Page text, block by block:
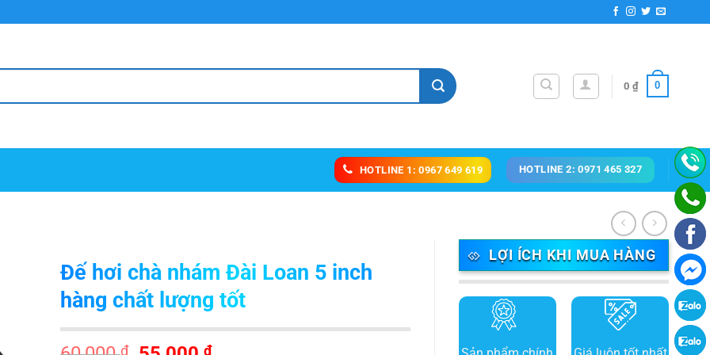
MẠI ANAN
0 ₫ 0
HOTLINE 1: 0967 649 619 HOTLINE 2: 0971 465 327
LỢI ÍCH KHI MUA HÀNG
Đế hơi chà nhám Đài Loan 5 inch
hàng chất lượng tốt
₫ ₫